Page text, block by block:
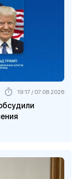
19:17 / 07.08.2026